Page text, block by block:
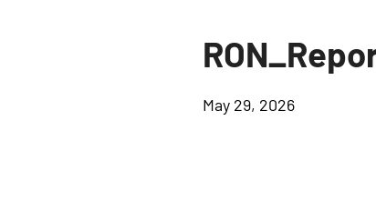
May 29, 2026